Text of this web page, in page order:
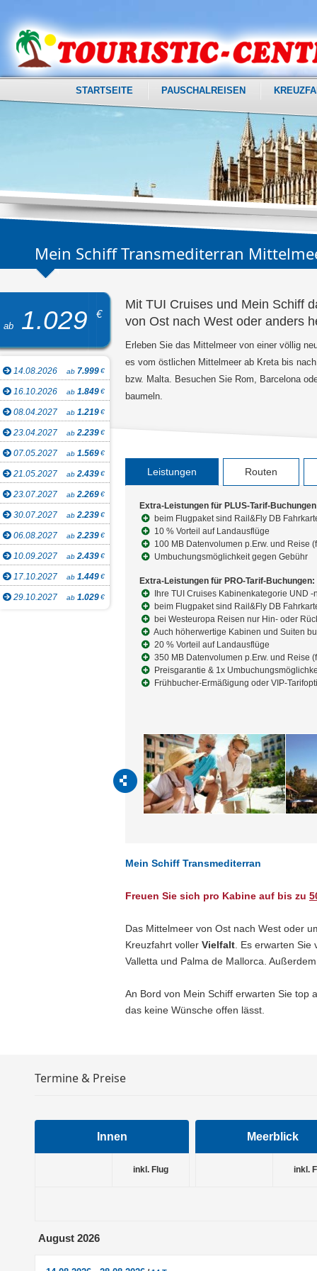
STARTSEITE PAUSCHALREISEN
Mein Schiff Transmediterran
ab 1.029 €
14.08.2026 ab 7.999€
16.10.2026 ab 1.849€
08.04.2027 ab 1.219€
23.04.2027 ab 2.239€
07.05.2027 ab 1.569€
21.05.2027 ab 2.439€
23.07.2027 ab 2.269€
30.07.2027 ab 2.239€
06.08.2027 ab 2.239€
10.09.2027 ab 2.439€
17.10.2027 ab 1.449€
29.10.2027 ab 1.029€
Mit TUI Cruises und Mein Schiff
von Ost nach West oder anders
Erleben Sie das Mittelmeer von einer völlig
es vom östlichen Mittelmeer ab Kreta bis
bzw. Malta. Besuchen Sie Rom, Barcelona
baumeln.
Leistungen Routen
Extra-Leistungen für PLUS-Tarif-Buchungen
beim Flugpaket sind Rail&Fly DB
10 % Vorteil auf Landausflüge
100 MB Datenvolumen p.Erw. und Reise
Umbuchungsmöglichkeit gegen Gebühr
Extra-Leistungen für PRO-Tarif-Buchungen:
Ihre TUI Cruises Kabinenkategorie UND
beim Flugpaket sind Rail&Fly DB
bei Westeuropa Reisen nur Hin- oder
Auch höherwertige Kabinen und Suiten
20 % Vorteil auf Landausflüge
350 MB Datenvolumen p.Erw. und Reise
Preisgarantie & 1x
Frühbucher-Ermäßigung oder VIP-
Mein Schiff Transmediterran
Freuen Sie sich pro Kabine auf bis zu
Das Mittelmeer von Ost nach West oder
Kreuzfahrt voller Vielfalt . Es erwarten
Valletta und Palma de Mallorca.
An Bord von Mein Schiff erwarten Sie top
das keine Wünsche offen lässt.
Termine & Preise
Innen Meerblick
inkl. Flug inkl.
August 2026